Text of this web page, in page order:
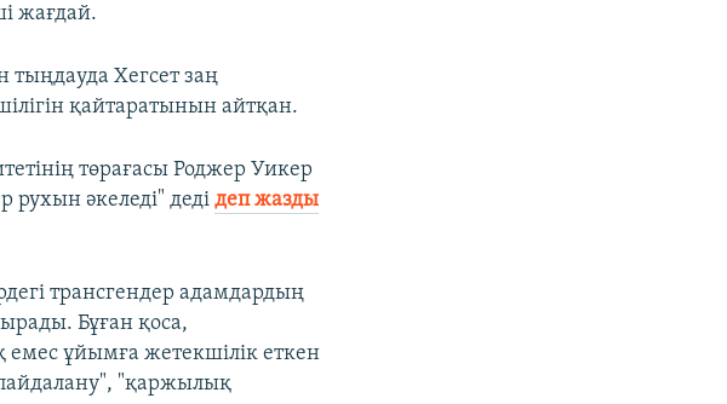
жағдай.
тыңдауда Хегсет заң
қайтаратынын айтқан.
төрағасы Роджер Уикер
әкеледі" дедідеп жазды
трансгендер адамдардың
Бұған қоса,
емес ұйымға жетекшілік еткен
"қаржылық